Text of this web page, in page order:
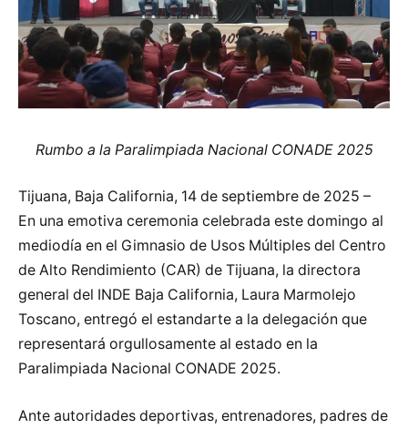
Rumbo a la Paralimpiada Nacional CONADE 2025
Tijuana, Baja California, 14 de septiembre de 2025 –
En una emotiva ceremonia celebrada este domingo al
mediodía en el Gimnasio de Usos Múltiples del Centro
de Alto Rendimiento (CAR) de Tijuana, la directora
general del INDE Baja California, Laura Marmolejo
Toscano, entregó el estandarte a la delegación que
representará orgullosamente al estado en la
Paralimpiada Nacional CONADE 2025.
Ante autoridades deportivas, entrenadores, padres de